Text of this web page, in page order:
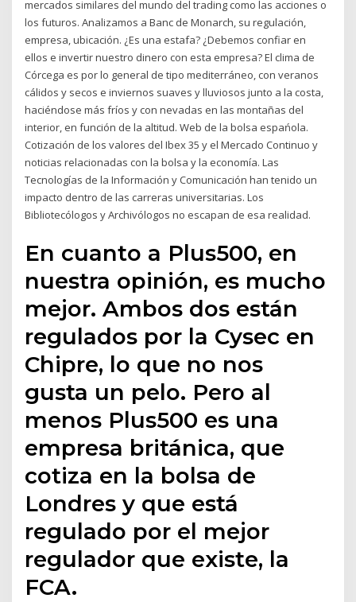
mercados similares del mundo del trading como las acciones o
los futuros. Analizamos a Banc de Monarch, su regulación,
empresa, ubicación. ¿Es una estafa? ¿Debemos confiar en
ellos e invertir nuestro dinero con esta empresa? El clima de
Córcega es por lo general de tipo mediterráneo, con veranos
cálidos y secos e inviernos suaves y lluviosos junto a la costa,
haciéndose más fríos y con nevadas en las montañas del
interior, en función de la altitud. Web de la bolsa espańola.
Cotización de los valores del Ibex 35 y el Mercado Continuo y
noticias relacionadas con la bolsa y la economía. Las
Tecnologías de la Información y Comunicación han tenido un
impacto dentro de las carreras universitarias. Los
Bibliotecólogos y Archivólogos no escapan de esa realidad.
En cuanto a Plus500, en
nuestra opinión, es mucho
mejor. Ambos dos están
regulados por la Cysec en
Chipre, lo que no nos
gusta un pelo. Pero al
menos Plus500 es una
empresa británica, que
cotiza en la bolsa de
Londres y que está
regulado por el mejor
regulador que existe, la
FCA.